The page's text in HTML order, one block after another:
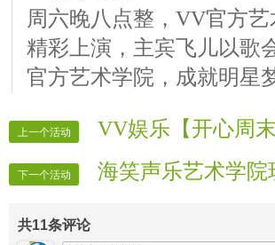
周六晚八点整，VV官方
精彩上演，主宾飞儿以歌
官方艺术学院，成就明星
上一个活动 VV娱乐【开心周
下一个活动 海笑声乐艺术学院
共11条评论